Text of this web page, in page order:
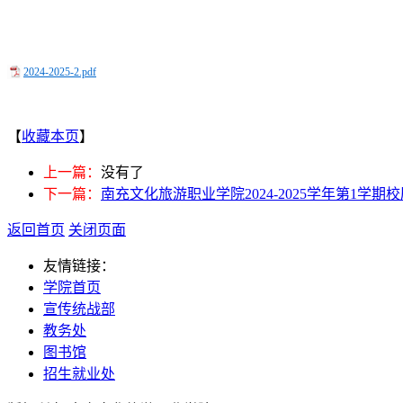
2024-2025-2.pdf
【收藏本页】
上一篇： 没有了
下一篇： 南充文化旅游职业学院2024-2025学年第1学期
返回首页 关闭页面
友情链接：
学院首页
宣传统战部
教务处
图书馆
招生就业处